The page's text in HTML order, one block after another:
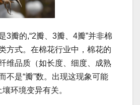
3瓣的,“2瓣、3瓣、4瓣”并非棉
方式。在棉花行业中，棉花的
维品质（如长度、细度、成熟
不是“瓣”数。出现这现象可能
环境变异有关。